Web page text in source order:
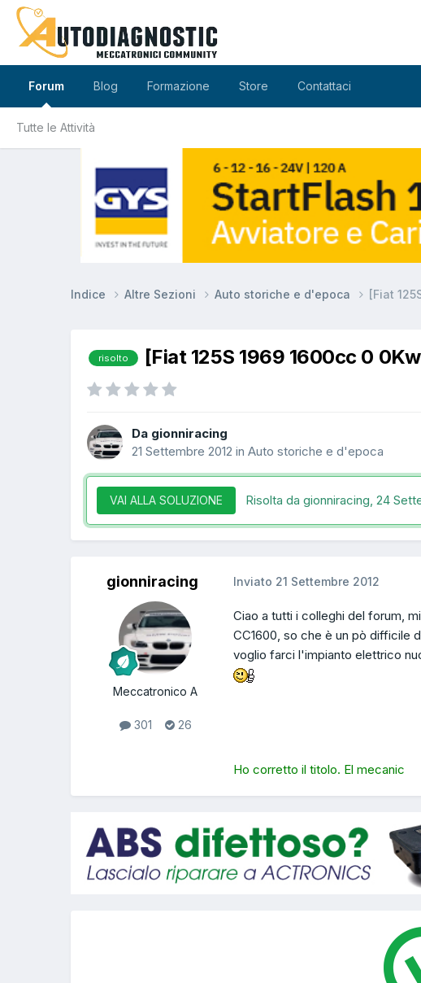
Forum
Tutte le Attività
Blog Formazione Store Contattaci
Indice Altre Sezioni Auto storiche e d'epoca [Fiat
risolto [Fiat 125S 1969 1600cc 0
Da gionniracing
21 Settembre 2012 in Auto storiche e d'epoca
VAI ALLA SOLUZIONE Risolta da gionniracing, 24
gionniracing
Meccatronico A
301 26
Inviato 21 Settembre 2012
Ciao a tutti i colleghi del forum,
CC1600, so che è un pò difficile
voglio farci l'impianto elettrico
Ho corretto il titolo. El mecanic